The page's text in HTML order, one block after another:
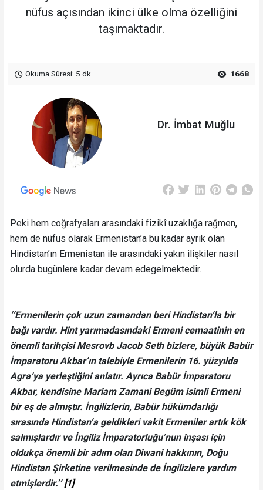
nüfus açısından ikinci ülke olma özelliğini
taşımaktadır.
Okuma Süresi: 5 dk. 1668
Dr. İmbat Muğlu
Peki hem coğrafyaları arasındaki fizikî uzaklığa rağmen,
hem de nüfus olarak Ermenistan’a bu kadar ayrık olan
Hindistan’ın Ermenistan ile arasındaki yakın ilişkiler nasıl
olurda bugünlere kadar devam edegelmektedir.
‘‘Ermenilerin çok uzun zamandan beri Hindistan’la bir
bağı vardır. Hint yarımadasındaki Ermeni cemaatinin en
önemli tarihçisi Mesrovb Jacob Seth bizlere, büyük Babür
İmparatoru Akbar’ın talebiyle Ermenilerin 16. yüzyılda
Agra’ya yerleştiğini anlatır. Ayrıca Babür İmparatoru
Akbar, kendisine Mariam Zamani Begüm isimli Ermeni
bir eş de almıştır. İngilizlerin, Babür hükümdarlığı
sırasında Hindistan’a geldikleri vakit Ermeniler artık kök
salmışlardır ve İngiliz İmparatorluğu’nun inşası için
oldukça önemli bir adım olan Diwani hakkının, Doğu
Hindistan Şirketine verilmesinde de İngilizlere yardım
etmişlerdir.’’[1]